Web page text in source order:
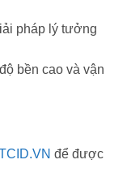
pháp lý tưởng
bền cao và vận
để được